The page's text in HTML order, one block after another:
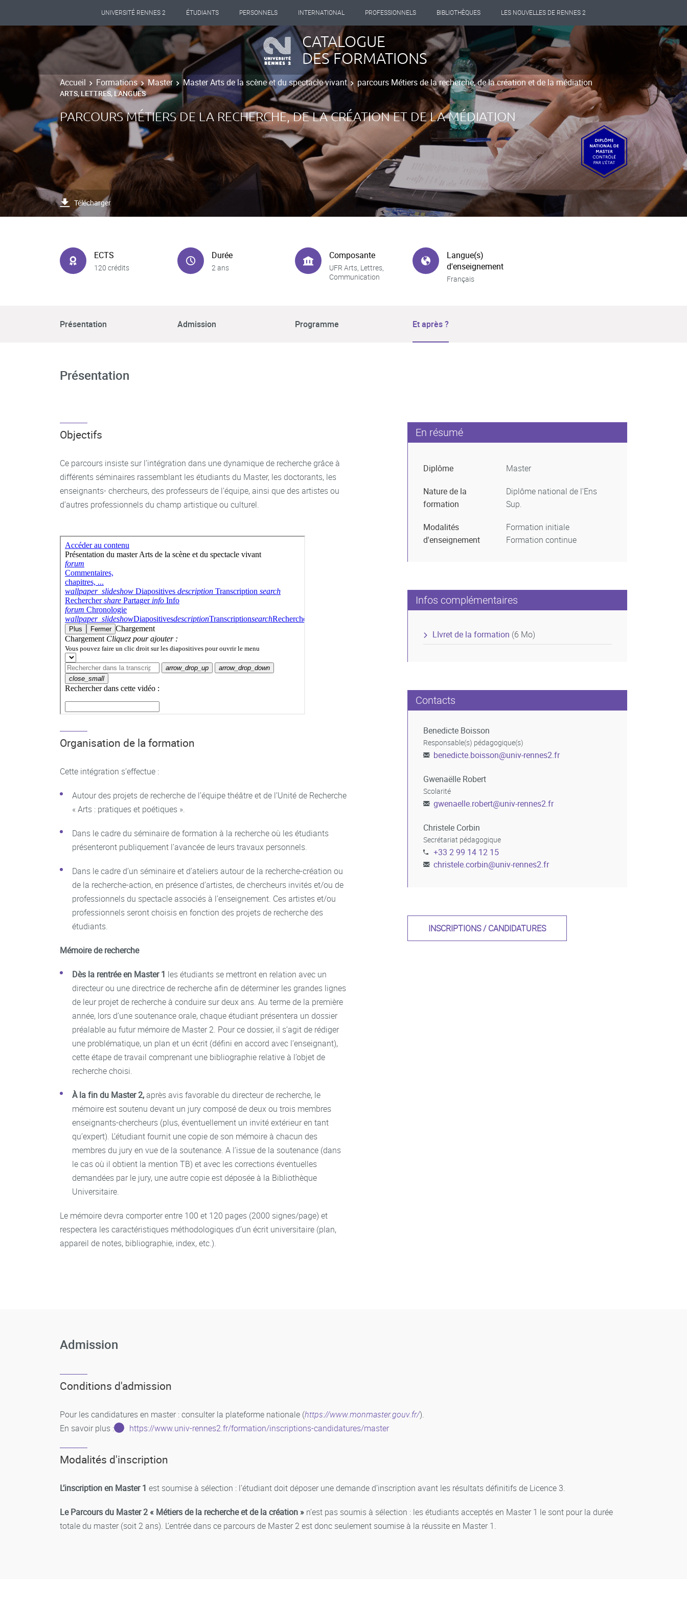
UNIVERSITÉ RENNES 2 ÉTUDIANTS PERSONNELS INTERNATIONAL PROFESSIONNELS BIBLIOTHÈQUES LES NOUVELLES DE RENNES 2
CATALOGUE
DES FORMATIONS
Accueil Formations Master Master Arts de la scène et du spectacle vivant parcours Métiers de la recherche, de la création et de la médiation
ARTS, LETTRES, LANGUES
PARCOURS MÉTIERS DE LA RECHERCHE, DE LA CRÉATION ET DE LA MÉDIATION
Télécharger
ECTS
120 crédits
Durée
2 ans
Composante
UFR Arts, Lettres,
Communication
Langue(s)
d'enseignement
Français
Présentation Admission Programme Et après ?
Présentation
Objectifs
Ce parcours insiste sur l’intégration dans une dynamique de recherche grâce à
différents séminaires rassemblant les étudiants du Master, les doctorants, les
enseignants- chercheurs, des professeurs de l’équipe, ainsi que des artistes ou
d’autres professionnels du champ artistique ou culturel.
Organisation de la formation
Cette intégration s’effectue :
Autour des projets de recherche de l’équipe théâtre et de l’Unité de Recherche
« Arts : pratiques et poétiques ».
Dans le cadre du séminaire de formation à la recherche où les étudiants
présenteront publiquement l’avancée de leurs travaux personnels.
Dans le cadre d’un séminaire et d’ateliers autour de la recherche-création ou
de la recherche-action, en présence d’artistes, de chercheurs invités et/ou de
professionnels du spectacle associés à l’enseignement. Ces artistes et/ou
professionnels seront choisis en fonction des projets de recherche des
étudiants.
Mémoire de recherche
Dès la rentrée en Master 1 les étudiants se mettront en relation avec un
directeur ou une directrice de recherche afin de déterminer les grandes lignes
de leur projet de recherche à conduire sur deux ans. Au terme de la première
année, lors d’une soutenance orale, chaque étudiant présentera un dossier
préalable au futur mémoire de Master 2. Pour ce dossier, il s’agit de rédiger
une problématique, un plan et un écrit (défini en accord avec l’enseignant),
cette étape de travail comprenant une bibliographie relative à l’objet de
recherche choisi.
À la fin du Master 2,après avis favorable du directeur de recherche, le
mémoire est soutenu devant un jury composé de deux ou trois membres
enseignants-chercheurs (plus, éventuellement un invité extérieur en tant
qu’expert). L’étudiant fournit une copie de son mémoire à chacun des
membres du jury en vue de la soutenance. A l’issue de la soutenance (dans
le cas où il obtient la mention TB) et avec les corrections éventuelles
demandées par le jury, une autre copie est déposée à la Bibliothèque
Universitaire.
Le mémoire devra comporter entre 100 et 120 pages (2000 signes/page) et
respectera les caractéristiques méthodologiques d’un écrit universitaire (plan,
appareil de notes, bibliographie, index, etc.).
En résumé
Diplôme Master
Nature de la
formation
Diplôme national de l'Ens
Sup.
Modalités
d'enseignement
Formation initiale
Formation continue
Infos complémentaires
LIvret de la formation (6 Mo)
Contacts
Benedicte Boisson
Responsable(s) pédagogique(s)
benedicte.boisson@univ-rennes2.fr
Gwenaëlle Robert
Scolarité
gwenaelle.robert@univ-rennes2.fr
Christele Corbin
Secrétariat pédagogique
+33 2 99 14 12 15
christele.corbin@univ-rennes2.fr
INSCRIPTIONS / CANDIDATURES
Admission
Conditions d'admission
Pour les candidatures en master : consulter la plateforme nationale (https://www.monmaster.gouv.fr/).
En savoir plus :
https://www.univ-rennes2.fr/formation/inscriptions-candidatures/master
Modalités d'inscription
L’inscription en Master 1 est soumise à sélection : l’étudiant doit déposer une demande d’inscription avant les résultats définitifs de Licence 3.
Le Parcours du Master 2 « Métiers de la recherche et de la création » n’est pas soumis à sélection : les étudiants acceptés en Master 1 le sont pour la durée
totale du master (soit 2 ans). L’entrée dans ce parcours de Master 2 est donc seulement soumise à la réussite en Master 1.